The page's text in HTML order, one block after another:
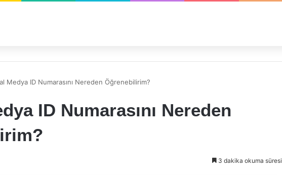
Medya ID Numarasını Nereden Öğrenebilirim?
ID Numarasını Nereden
3 dakika okuma süresi